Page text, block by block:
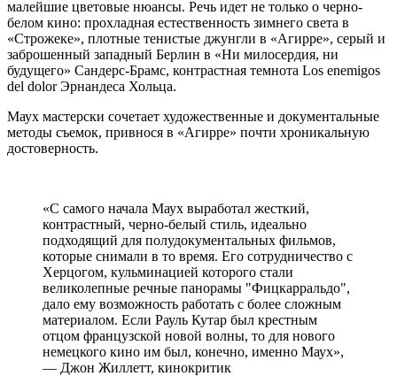
малейшие цветовые нюансы. Речь идет не только о черно-
белом кино: прохладная естественность зимнего света в
«Строжеке», плотные тенистые джунгли в «Агирре», серый и
заброшенный западный Берлин в «Ни милосердия, ни
будущего» Сандерс-Брамс, контрастная темнота Los enemigos
del dolor Эрнандеса Хольца.
Маух мастерски сочетает художественные и документальные
методы съемок, привнося в «Агирре» почти хроникальную
достоверность.
«С самого начала Маух выработал жесткий,
контрастный, черно-белый стиль, идеально
подходящий для полудокументальных фильмов,
которые снимали в то время. Его сотрудничество с
Херцогом, кульминацией которого стали
великолепные речные панорамы "Фицкарральдо",
дало ему возможность работать с более сложным
материалом. Если Рауль Кутар был крестным
отцом французской новой волны, то для нового
немецкого кино им был, конечно, именно Маух»,
— Джон Жиллетт, кинокритик